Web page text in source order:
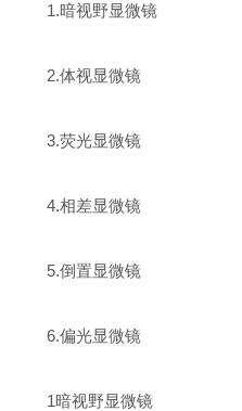
1.暗视野显微镜
2.体视显微镜
3.荧光显微镜
4.相差显微镜
5.倒置显微镜
6.偏光显微镜
1暗视野显微镜